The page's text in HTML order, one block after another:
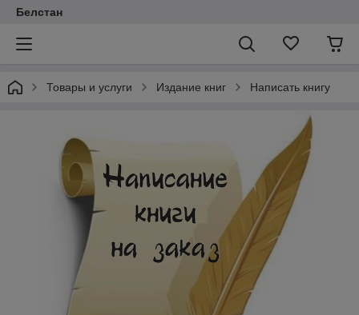
Белстан
Товары и услуги Издание книг Написать книгу